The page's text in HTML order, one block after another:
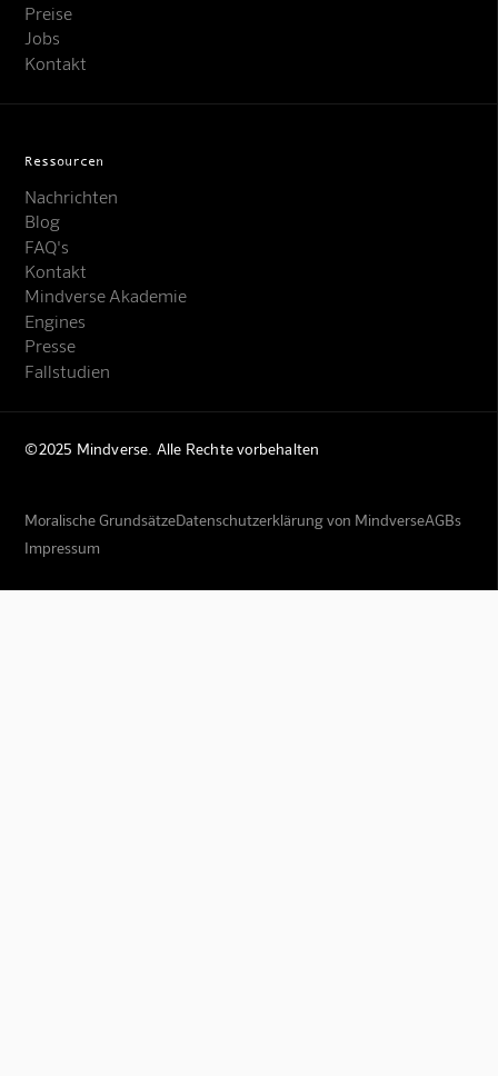
Preise
Jobs
Kontakt
Ressourcen
Nachrichten
Blog
FAQ's
Kontakt
Mindverse Akademie
Engines
Presse
Fallstudien
©2025 Mindverse. Alle Rechte vorbehalten
Moralische GrundsätzeDatenschutzerklärung von MindverseAGBs
Impressum